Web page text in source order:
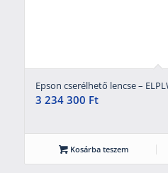
Epson cserélhető lencse –
3 234 300 Ft
Kosárba teszem